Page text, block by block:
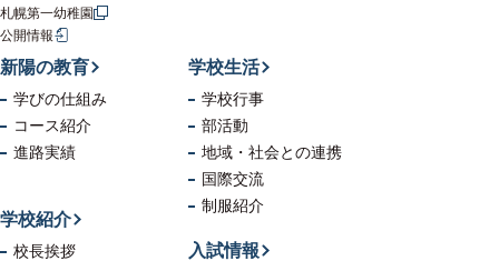
札幌第一幼稚園
公開情報
新陽の教育
学びの仕組み
コース紹介
進路実績
学校生活
学校行事
部活動
地域・社会との連携
国際交流
制服紹介
学校紹介
校長挨拶
入試情報